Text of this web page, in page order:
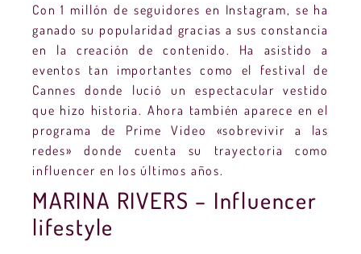
Con 1 millón de seguidores en Instagram, se ha
ganado su popularidad gracias a sus constancia
en la creación de contenido. Ha asistido a
eventos tan importantes como el festival de
Cannes donde lució un espectacular vestido
que hizo historia. Ahora también aparece en el
programa de Prime Video «sobrevivir a las
redes» donde cuenta su trayectoria como
influencer en los últimos años.
MARINA RIVERS – Influencer
lifestyle